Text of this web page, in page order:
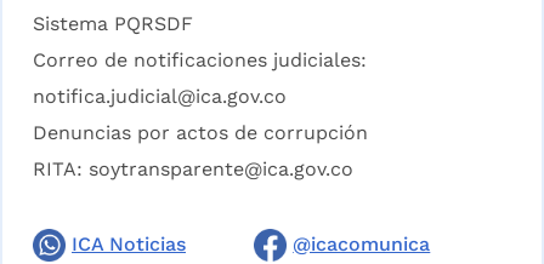
Sistema PQRSDF
Correo de notificaciones judiciales:
notifica.judicial@ica.gov.co
Denuncias por actos de corrupción
RITA: soytransparente@ica.gov.co
ICA Noticias @icacomunica